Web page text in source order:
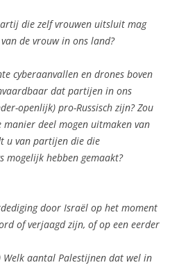
die zelf vrouwen uitsluit mag
de vrouw in ons land?
cyberaanvallen en drones boven
dat partijen in ons
openlijk) pro-Russisch zijn? Zou
manier deel mogen uitmaken van
u van partijen die die
mogelijk hebben gemaakt?
door Israël op het moment
of verjaagd zijn, of op een eerder
Welk aantal Palestijnen dat wel in